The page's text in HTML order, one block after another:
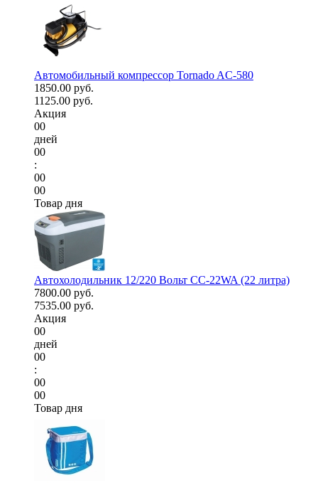
Автомобильный компрессор Tornado AC-580
1850.00 руб.
1125.00 руб.
Акция
00
дней
00
:
00
00
Товар дня
Автохолодильник 12/220 Вольт CC-22WA (22 литра)
7800.00 руб.
7535.00 руб.
Акция
00
дней
00
:
00
00
Товар дня